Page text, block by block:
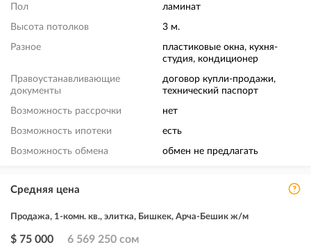
Пол ламинат
Высота потолков 3 м.
Разное
пластиковые окна, кухня-
студия, кондиционер
Правоустанавливающие
документы
договор купли-продажи,
технический паспорт
Возможность рассрочки нет
Возможность ипотеки есть
Возможность обмена обмен не предлагать
Средняя цена
Продажа, 1-комн. кв., элитка, Бишкек, Арча-Бешик ж/м
$ 75 000 6 569 250 сом